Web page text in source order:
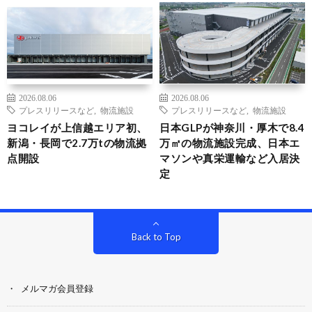
2026.08.06
プレスリリースなど
物流施設
ヨコレイが上信越エリア初、
新潟・長岡で2.7万tの物流拠
点開設
2026.08.06
プレスリリースなど
物流施設
日本GLPが神奈川・厚木で8.4
万㎡の物流施設完成、日本エ
マソンや真栄運輸など入居決
定
Back to Top
メルマガ会員登録